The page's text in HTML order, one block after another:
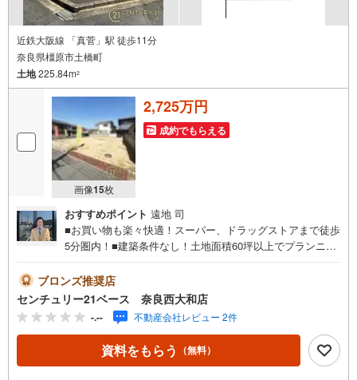
近鉄大阪線 「真菅」駅 徒歩11分
奈良県橿原市土橋町
土地225.84m2
画像15枚
2,725万円
成約でもらえる
おすすめポイント 遠地 司
■お買い物も楽々快適！スーパー、ドラッグストアまで徒歩
5分圏内！■建築条件なし！土地面積60坪以上でプランニン
営業中！・お仕事終わりのお時間でもご見学可！・今から
見たい！というお声にもご対応できます！◇住宅ローンも
お任せください！◇・提携銀行多数あり（地方銀行・都市
銀行・信用金庫etc）・優遇後適用金利 0.875％～（審査内
容により異なります）--- ◇◇ Yahoo！不動産キャンペーン
対象店舗 ◇◇ ----当店で物件を成約いただくとPayPayボー
ブロンズ推奨店
センチュリー21ベース 奈良西大和店
-.-- 不動産会社レビュー 2件
資料をもらう （無料）